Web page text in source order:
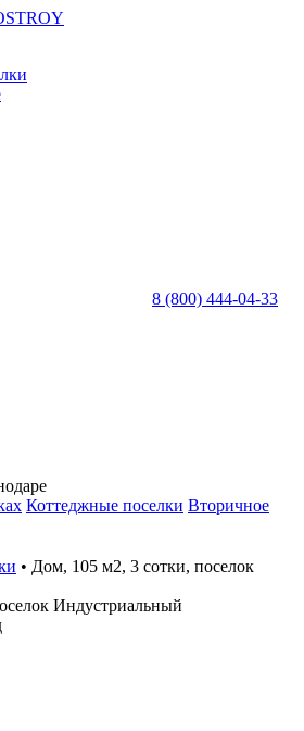
8 (800) 444-04-33
Коттеджные поселки Вторичное
• Дом, 105 м2, 3 сотки, поселок
Индустриальный